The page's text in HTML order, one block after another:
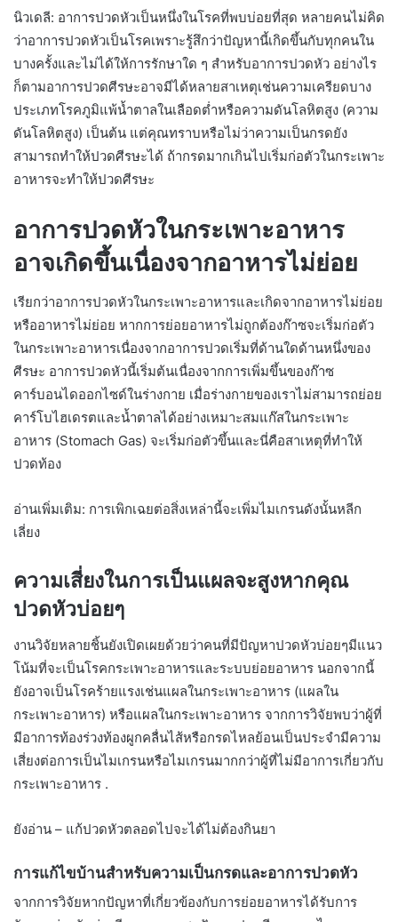
นิวเดลี: อาการปวดหัวเป็นหนึ่งในโรคที่พบบ่อยที่สุด หลายคนไม่คิด
ว่าอาการปวดหัวเป็นโรคเพราะรู้สึกว่าปัญหานี้เกิดขึ้นกับทุกคนใน
บางครั้งและไม่ได้ให้การรักษาใด ๆ สำหรับอาการปวดหัว อย่างไร
ก็ตามอาการปวดศีรษะอาจมีได้หลายสาเหตุเช่นความเครียดบาง
ประเภทโรคภูมิแพ้น้ำตาลในเลือดต่ำหรือความดันโลหิตสูง (ความ
ดันโลหิตสูง) เป็นต้น แต่คุณทราบหรือไม่ว่าความเป็นกรดยัง
สามารถทำให้ปวดศีรษะได้ ถ้ากรดมากเกินไปเริ่มก่อตัวในกระเพาะ
อาหารจะทำให้ปวดศีรษะ
อาการปวดหัวในกระเพาะอาหาร
อาจเกิดขึ้นเนื่องจากอาหารไม่ย่อย
เรียกว่าอาการปวดหัวในกระเพาะอาหารและเกิดจากอาหารไม่ย่อย
หรืออาหารไม่ย่อย หากการย่อยอาหารไม่ถูกต้องก๊าซจะเริ่มก่อตัว
ในกระเพาะอาหารเนื่องจากอาการปวดเริ่มที่ด้านใดด้านหนึ่งของ
ศีรษะ อาการปวดหัวนี้เริ่มต้นเนื่องจากการเพิ่มขึ้นของก๊าซ
คาร์บอนไดออกไซด์ในร่างกาย เมื่อร่างกายของเราไม่สามารถย่อย
คาร์โบไฮเดรตและน้ำตาลได้อย่างเหมาะสมแก๊สในกระเพาะ
อาหาร (Stomach Gas) จะเริ่มก่อตัวขึ้นและนี่คือสาเหตุที่ทำให้
ปวดท้อง
อ่านเพิ่มเติม: การเพิกเฉยต่อสิ่งเหล่านี้จะเพิ่มไมเกรนดังนั้นหลีก
เลี่ยง
ความเสี่ยงในการเป็นแผลจะสูงหากคุณ
ปวดหัวบ่อยๆ
งานวิจัยหลายชิ้นยังเปิดเผยด้วยว่าคนที่มีปัญหาปวดหัวบ่อยๆมีแนว
โน้มที่จะเป็นโรคกระเพาะอาหารและระบบย่อยอาหาร นอกจากนี้
ยังอาจเป็นโรคร้ายแรงเช่นแผลในกระเพาะอาหาร (แผลใน
กระเพาะอาหาร) หรือแผลในกระเพาะอาหาร จากการวิจัยพบว่าผู้ที่
มีอาการท้องร่วงท้องผูกคลื่นไส้หรือกรดไหลย้อนเป็นประจำมีความ
เสี่ยงต่อการเป็นไมเกรนหรือไมเกรนมากกว่าผู้ที่ไม่มีอาการเกี่ยวกับ
กระเพาะอาหาร .
ยังอ่าน – แก้ปวดหัวตลอดไปจะได้ไม่ต้องกินยา
การแก้ไขบ้านสำหรับความเป็นกรดและอาการปวดหัว
จากการวิจัยหากปัญหาที่เกี่ยวข้องกับการย่อยอาหารได้รับการ